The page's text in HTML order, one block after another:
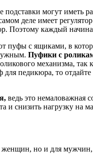
могут иметь
деле имеет
Поэтому каждый
с ящиками, в
Пуфики с
механизма,
педикюра, то
ведь это немаловажная
снизить нагрузку на
но и для